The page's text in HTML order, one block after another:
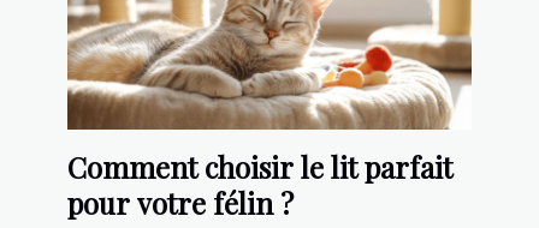
Comment choisir le lit parfait
pour votre félin ?